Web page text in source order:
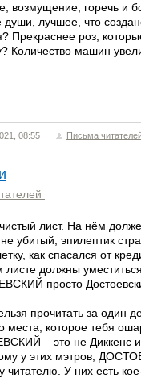
возмущение, горечь и
души, лучшее, что
Прекраснее роз,
Количество машин
08:55 Письма
лист. На нём
убитый, эпилептик
как спасался от
должны
просто
прочитать за один
места, которое тебя
– это не Диккенс и
у этих мэтров,
читателю. У них есть